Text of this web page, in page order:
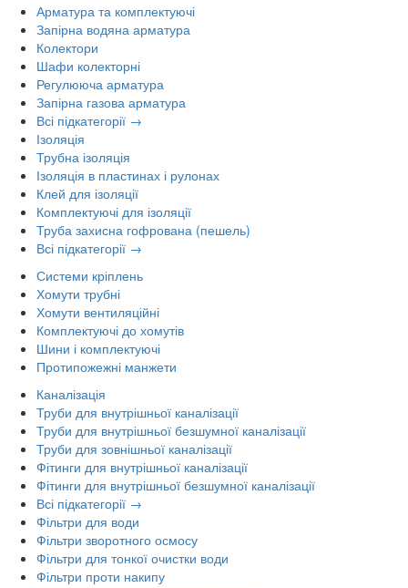
Арматура та комплектуючі
Запірна водяна арматура
Колектори
Шафи колекторні
Регулююча арматура
Запірна газова арматура
Всі підкатегорії →
Ізоляція
Трубна ізоляція
Ізоляція в пластинах і рулонах
Клей для ізоляції
Комплектуючі для ізоляції
Труба захисна гофрована (пешель)
Всі підкатегорії →
Системи кріплень
Хомути трубні
Хомути вентиляційні
Комплектуючі до хомутів
Шини і комплектуючі
Протипожежні манжети
Каналізація
Труби для внутрішньої каналізації
Труби для внутрішньої безшумної каналізації
Труби для зовнішньої каналізації
Фітинги для внутрішньої каналізації
Фітинги для внутрішньої безшумної каналізації
Всі підкатегорії →
Фільтри для води
Фільтри зворотного осмосу
Фільтри для тонкої очистки води
Фільтри проти накипу